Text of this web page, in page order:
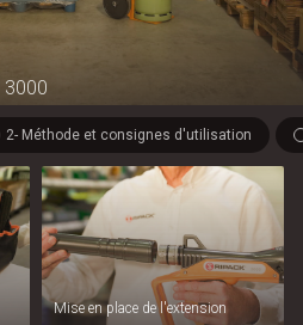
3000
2- Méthode et consignes d'utilisation
Mise en place de l'extension